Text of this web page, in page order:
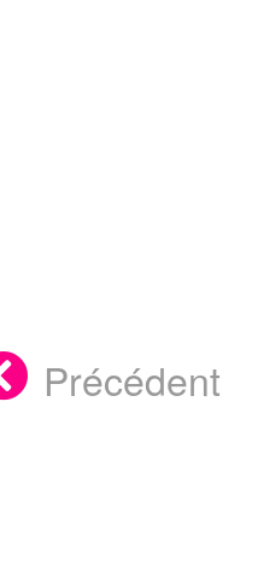
Précédent